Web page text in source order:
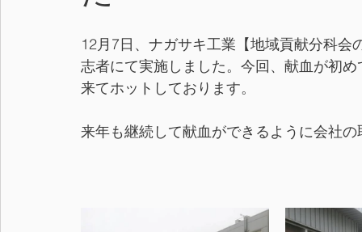
12月7日、ナガサキ工業【地域貢献分科
志者にて実施しました。今回、献血が初
来てホットしております。
来年も継続して献血ができるように会社